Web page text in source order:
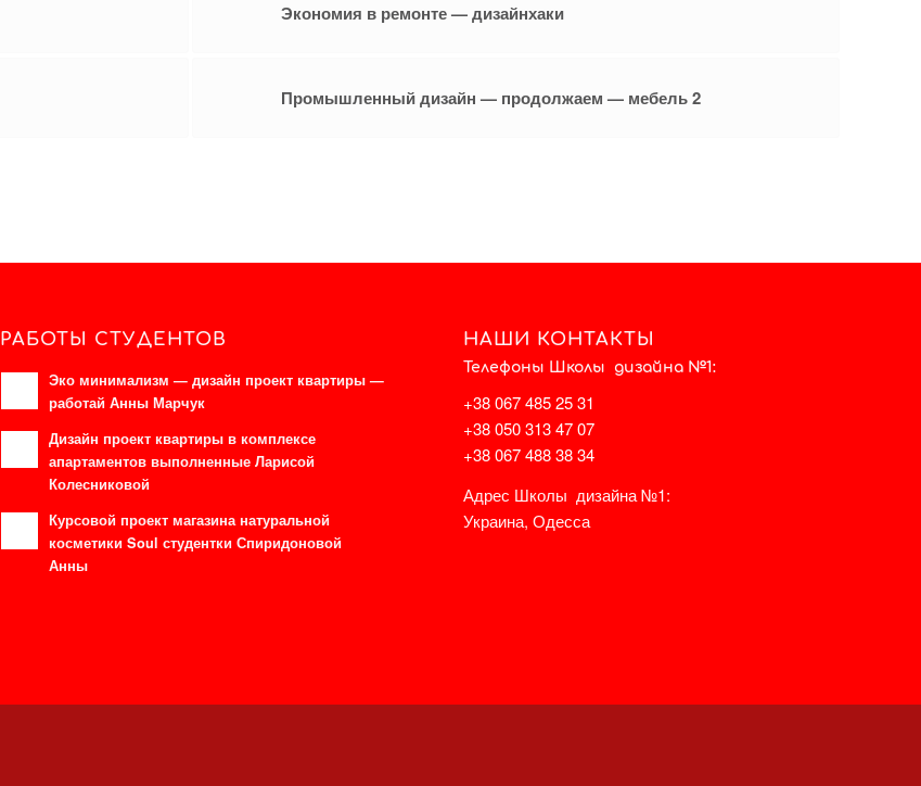
Экономия в ремонте — дизайнхаки
Промышленный дизайн — продолжаем — мебель 2
РАБОТЫ СТУДЕНТОВ
Эко минимализм — дизайн проект квартиры —
работай Анны Марчук
Дизайн проект квартиры в комплексе
апартаментов выполненные Ларисой
Колесниковой
Курсовой проект магазина натуральной
косметики Soul студентки Спиридоновой
Анны
НАШИ КОНТАКТЫ
Телефоны Школы дизайна №1:
+38 067 485 25 31
+38 050 313 47 07
+38 067 488 38 34
Адрес Школы дизайна №1:
Украина, Одесса